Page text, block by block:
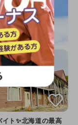
ト✨北海道の最高